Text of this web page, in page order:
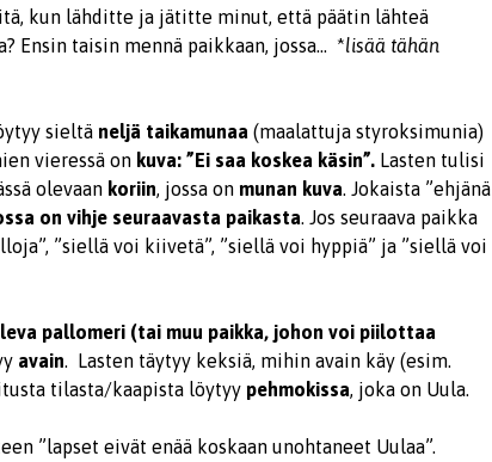
kun lähditte ja jätitte minut, että päätin lähteä
Ensin taisin mennä paikkaan, jossa… *lisää tähän
sieltä neljä taikamunaa (maalattuja styroksimunia)
vieressä on kuva: ”Ei saa koskea käsin”. Lasten tulisi
olevaan koriin, jossa on munan kuva. Jokaista ”ehjänä
on vihje seuraavasta paikasta. Jos seuraava paikka
”siellä voi kiivetä”, ”siellä voi hyppiä” ja ”siellä voi
pallomeri (tai muu paikka, johon voi piilottaa
avain. Lasten täytyy keksiä, mihin avain käy (esim.
tilasta/kaapista löytyy pehmokissa, joka on Uula.
”lapset eivät enää koskaan unohtaneet Uulaa”.